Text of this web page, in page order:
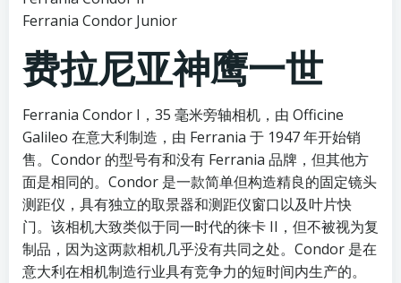
Ferrania Condor Junior
费拉尼亚神鹰一世
Ferrania Condor I，35 毫米旁轴相机，由 Officine
Galileo 在意大利制造，由 Ferrania 于 1947 年开始销
售。Condor 的型号有和没有 Ferrania 品牌，但其他方
面是相同的。Condor 是一款简单但构造精良的固定镜头
测距仪，具有独立的取景器和测距仪窗口以及叶片快
门。该相机大致类似于同一时代的徕卡 II，但不被视为复
制品，因为这两款相机几乎没有共同之处。Condor 是在
意大利在相机制造行业具有竞争力的短时间内生产的。